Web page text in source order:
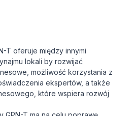
T oferuje między innymi
lokali by rozwijać
możliwość korzystania z
ekspertów, a także
które wspiera rozwój